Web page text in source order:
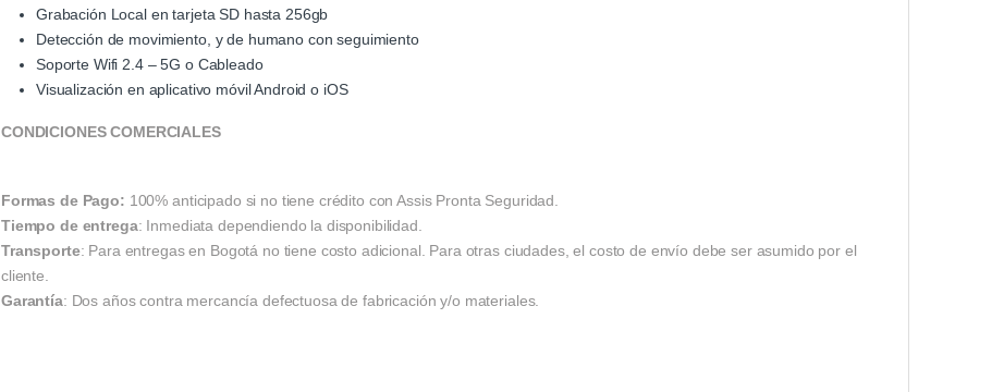
Grabación Local en tarjeta SD hasta 256gb
Detección de movimiento, y de humano con seguimiento
Soporte Wifi 2.4 – 5G o Cableado
Visualización en aplicativo móvil Android o iOS
CONDICIONES COMERCIALES
Formas de Pago: 100% anticipado si no tiene crédito con Assis Pronta Seguridad.
Tiempo de entrega: Inmediata dependiendo la disponibilidad.
Transporte: Para entregas en Bogotá no tiene costo adicional. Para otras ciudades, el costo de envío debe ser asumido por el
cliente.
Garantía: Dos años contra mercancía defectuosa de fabricación y/o materiales.